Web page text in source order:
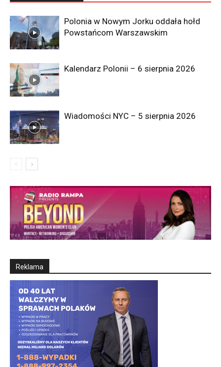
Polonia w Nowym Jorku oddała hołd
Powstańcom Warszawskim
Kalendarz Polonii – 6 sierpnia 2026
Wiadomości NYC – 5 sierpnia 2026
Reklama